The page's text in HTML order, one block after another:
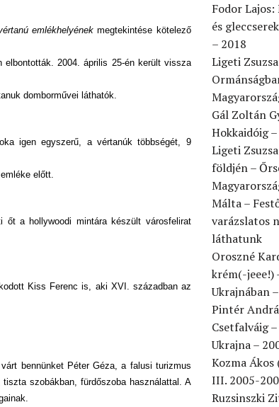
emlékhelyének megtekintése kötelező
elbontották. 2004. április 25-én került vissza
domborművei láthatók.
igen egyszerű, a vértanúk többségét, 9
előtt.
őt a hollywoodi mintára készült városfelirat
Kiss Ferenc is, aki XVI. században az
bennünket Péter Géza, a falusi turizmus
szobákban, fürdőszoba használattal. A
Fodor Lajos:
és
– 2018
Ligeti
Gál Zoltán
Hokkaidóig
Ligeti
földjén –
Málta –
varázslatos
láthatunk
Oroszné
krém(-jeee!)
Ukrajnában
Pintér
Csetfalváig
Ukrajna –
Kozma
III. 2005-
Ruzsinszki